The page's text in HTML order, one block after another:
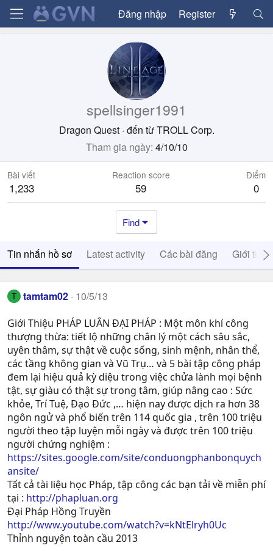
Đăng nhập Register
spellsinger1991
Dragon Quest · đến từTROLL Corp.
Tham gia ngày 4/10/10
Bài viết
1,233
Reaction score
59
Điểm
0
Find
Tin nhắn hồ sơ Latest activity Các bài đăng Giới thiệu
T tamtam02 10/5/13
Giới Thiệu PHÁP LUÂN ĐẠI PHÁP : Một môn khí công
thượng thừa: tiết lộ những chân lý một cách sâu sắc,
uyên thâm, sự thật về cuộc sống, sinh mệnh, nhân thể,
các tầng không gian và Vũ Trụ… và 5 bài tập công pháp
đem lại hiệu quả kỳ diệu trong việc chửa lành mọi bệnh
tật, sự giàu có thật sự trong tâm, giúp nâng cao : Sức
khỏe, Trí Tuệ, Ðạo Ðức ,… hiện nay được dịch ra hơn 38
ngôn ngử và phổ biến trên 114 quốc gia , trên 100 triệu
người theo tập luyện mỗi ngày và được trên 100 triệu
người chứng nghiệm :
https://sites.google.com/site/conduongphanbonquych
ansite/
Tất cả tài liệu học Pháp, tập công các bạn tải về miễn phí
tại : http://phapluan.org
Đại Pháp Hồng Truyền
http://www.youtube.com/watch?v=kNtElryh0Uc
Thỉnh nguyện toàn cầu 2013